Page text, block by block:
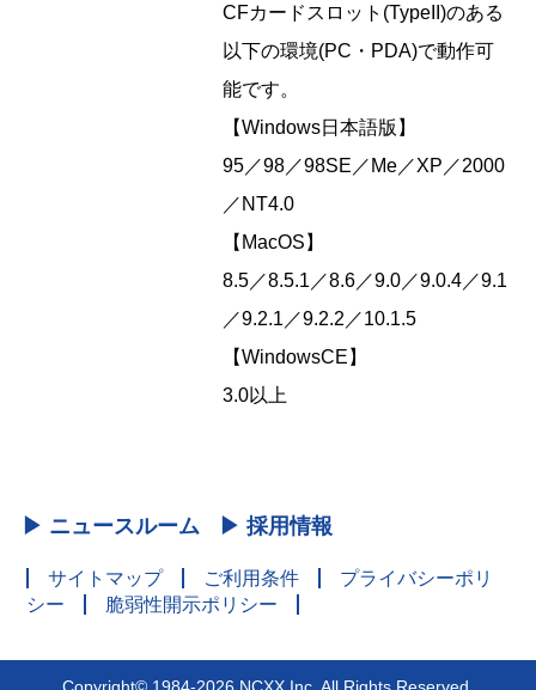
CFカードスロット(TypeII)のある
以下の環境(PC・PDA)で動作可
能です。
【Windows日本語版】
95／98／98SE／Me／XP／2000
／NT4.0
【MacOS】
8.5／8.5.1／8.6／9.0／9.0.4／9.1
／9.2.1／9.2.2／10.1.5
【WindowsCE】
3.0以上
▶ ニュースルーム ▶ 採用情報
サイトマップ ご利用条件
プライバシーポリ
シー
脆弱性開示ポリシー